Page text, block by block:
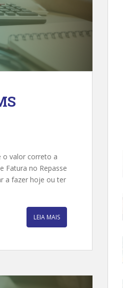
o valor correto a
Fatura no Repasse
a fazer hoje ou ter
LEIA MAIS